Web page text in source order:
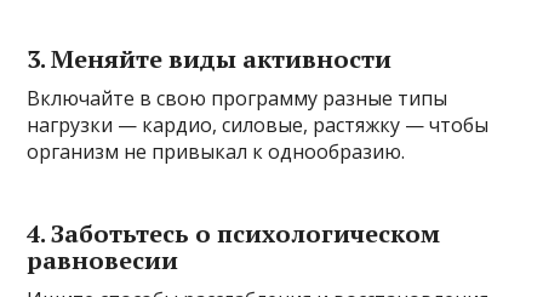
3. Меняйте виды активности
Включайте в свою программу разные типы
нагрузки — кардио, силовые, растяжку — чтобы
организм не привыкал к однообразию.
4. Заботьтесь о психологическом
равновесии